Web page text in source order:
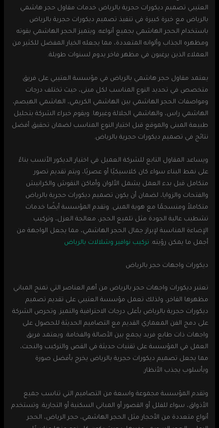
العتيبي تصميم ديكورات حجرية بالرياض خدمات مقاول حجر هاشمي
بالرياض مع خبرة كبيرة في تنفيذ تصميم ديكورات حجرية بالرياض
باستخدام الحجر الهاشمي بجميع أنواعه. ويتميز الحجر الهاشمي بقوته
ومظهره الجذاب وألوانه المتعددة، مما يجعله الخيار المفضل للكثير من
العملاء الذين يرغبون في مظهر فاخر يدوم لسنوات طويلة.
يعتمد مقاول حجر هاشمي بالرياض في مؤسسة العتيبي على فريق
متخصص في تحديد النوع المناسب لكل مبنى، حيث تختلف درجات
ومواصفات الحجر الهاشمي بين الهاشمي الكريمي، الهاشمي الهيصم،
الهاشمي راس، والهاشمي الجلالة وغيرها. ويقوم خبراء الشركة بتحليل
طبيعة المبنى والموقع قبل اختيار النوع المناسب لضمان تحقيق أفضل
نتائج في تصميم ديكورات حجرية بالرياض.
ويساعد المقاول التابع للشركة العميل في اختيار الديكور الأنسب بناءً
على نمط البناء سواء كان كلاسيكيًا أو عصريًا، ويتم تقديم تصور
متكامل قبل بدء العمل يشمل الألوان وأماكن النقوش والكرانيش
والفتحات والزوايا، لضمان أن يكون تصميم ديكورات حجرية بالرياض
متكاملاً ومنسجمًا مع هوية المبنى. وتقدم المؤسسة أيضًا خدمات
تشطيب عالية الجودة مثل تلميع الحجر، معالجة العزل، وتركيب
الإضاءة المناسبة لإبراز جمال الحجر الهاشمي، مما يجعل الواجهة من
أجمل ما يمكن رؤيته. تركيب نوافير وشلالات بالرياض
ديكورات واجهات حجر بالرياض
تعتبر ديكورات واجهات حجر بالرياض من أهم العناصر التي تمنح المباني
مظهرها الفاخر، ولذلك تعمل مؤسسة العتيبي على تقديم تصميم
ديكورات حجرية بالرياض بأعلى درجات الاحترافية والتميز. وتحرص الشركة
على دمج الفن المعماري القديم مع التصاميم الحديثة للحصول على
واجهات ذات طابع فريد يجمع بين الأصالة والفخامة. ويعتمد فريق
العمل في المؤسسة على تقنيات حديثة في القص والتركيب والنحت،
مما يجعل تصميم ديكورات حجرية بالرياض يخرج بأفضل صورة
وبأسلوب يجذب الأنظار.
وتقدم المؤسسة مجموعة واسعة من التصاميم التي تناسب جميع
الأذواق، سواء للفلل أو القصور أو المباني السكنية أو التجارية. وتستخدم
أنواع متعددة من الأحجار مثل الحجر الهاشمي، حجر الرياض، الحجر